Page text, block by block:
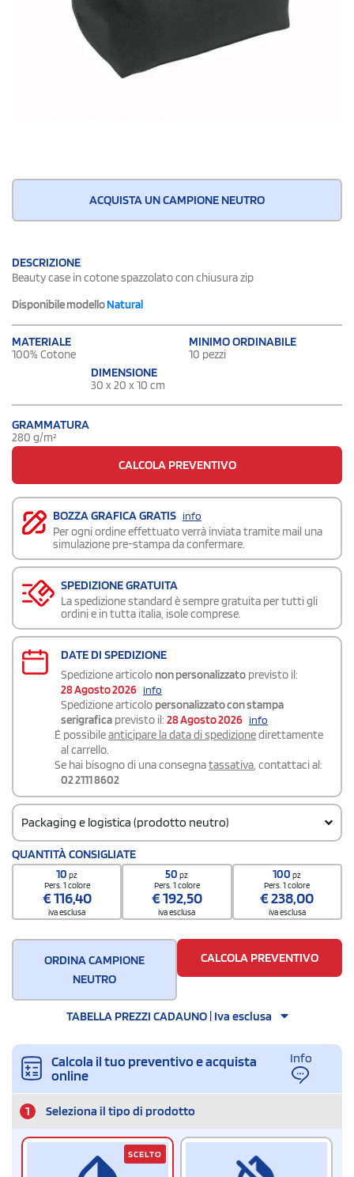
ACQUISTA UN CAMPIONE NEUTRO
DESCRIZIONE
Beauty case in cotone spazzolato con chiusura zip
Disponibile modelloNatural
MATERIALE
100% Cotone
MINIMO ORDINABILE
10 pezzi
DIMENSIONE
30 x 20 x 10 cm
GRAMMATURA
280 g/m²
CALCOLA PREVENTIVO
BOZZA GRAFICA GRATIS info
Per ogni ordine effettuato verrà inviata tramite mail una
simulazione pre-stampa da confermare.
SPEDIZIONE GRATUITA
La spedizione standard è sempre gratuita per tutti gli
ordini e in tutta italia, isole comprese.
DATE DI SPEDIZIONE
Spedizione articolo non personalizzato previsto il:
28 Agosto 2026 info
Spedizione articolo personalizzato con stampa
serigrafica previsto il: 28 Agosto 2026 info
É possibileanticipare la data di spedizionedirettamente
al carrello.
Se hai bisogno di una consegnatassativa, contattaci al:
02 2111 8602
Packaging e logistica (prodotto neutro)
Codice doganale
420232900000000
Quantità per confezione
Quantità per scatola
200
QUANTITÀ CONSIGLIATE
10pz
Pers. 1 colore
€116,40
iva esclusa
50pz
Pers. 1 colore
€192,50
iva esclusa
100pz
Pers. 1 colore
€238,00
iva esclusa
ORDINA CAMPIONE
NEUTRO
CALCOLA PREVENTIVO
TABELLA PREZZI CADAUNO | Iva esclusa
Calcola il tuo preventivo e acquista
online
Info
1 Seleziona il tipo di prodotto
SCELTO